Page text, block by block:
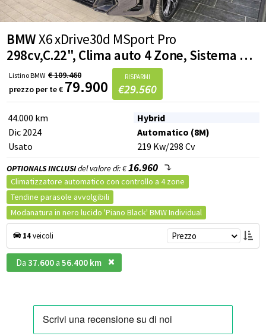
BMWX6 xDrive30d MSport Pro
298cv,C.22", Clima auto 4 Zone, Sistema Soft-Close per portiere, Harman Kardon, Travel package, Tetto apribile
prezzo per te€ 79.900
ListinoBMW €109.460 RISPARMI
€29.560
44.000 km
Hybrid
Dic 2024
Automatico (8M)
Usato
219 Kw/298 Cv
OPTIONALS INCLUSIdel valore di: €16.960
Climatizzatore automatico con controllo a 4 zone
Tendine parasole avvolgibili
Modanatura in nero lucido 'Piano Black' BMW Individual
BMW Gesture Control
Travel & confort system
Impianto audio Harman Kardon
Interni in pelle sintetica Sensafin con cuciture Silverstone
Travel package
Parking Assistant Professional
Tetto panoramico scorrevole/inclinabile ad azionamento elettrico
14veicoli Prezzo
Da 37.600a 56.400 km